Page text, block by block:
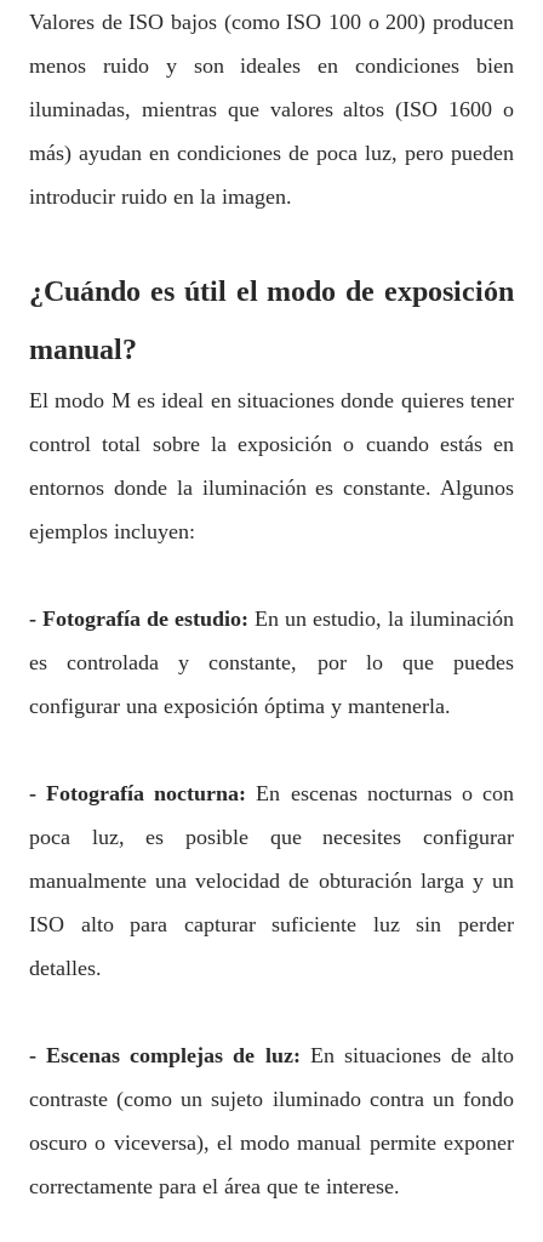
Valores de ISO bajos (como ISO 100 o 200) producen
menos ruido y son ideales en condiciones bien
iluminadas, mientras que valores altos (ISO 1600 o
más) ayudan en condiciones de poca luz, pero pueden
introducir ruido en la imagen.
¿Cuándo es útil el modo de exposición
manual?
El modo M es ideal en situaciones donde quieres tener
control total sobre la exposición o cuando estás en
entornos donde la iluminación es constante. Algunos
ejemplos incluyen:
- Fotografía de estudio: En un estudio, la iluminación
es controlada y constante, por lo que puedes
configurar una exposición óptima y mantenerla.
- Fotografía nocturna: En escenas nocturnas o con
poca luz, es posible que necesites configurar
manualmente una velocidad de obturación larga y un
ISO alto para capturar suficiente luz sin perder
detalles.
- Escenas complejas de luz: En situaciones de alto
contraste (como un sujeto iluminado contra un fondo
oscuro o viceversa), el modo manual permite exponer
correctamente para el área que te interese.